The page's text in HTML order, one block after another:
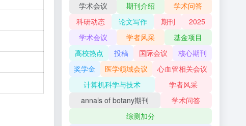
学术会议 期刊介绍
学术问答
科研动态
论文写作 期刊
2025
学术会议
学者风采
基金项目
高校热点
投稿 国际会议
核心期刊
奖学金
医学领域会议
心血管相关会议
计算机科学与技术
学者风采
annals of botany期刊
学术问答
综测加分